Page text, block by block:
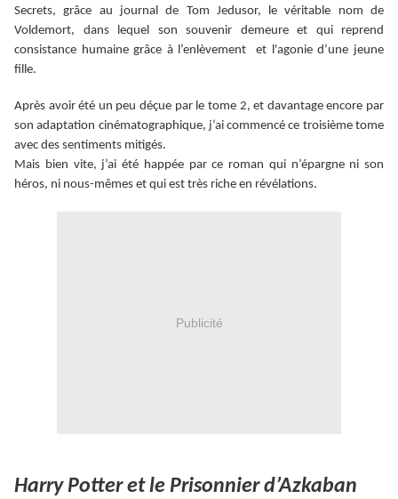
Secrets, grâce au journal de Tom Jedusor, le véritable nom de
Voldemort, dans lequel son souvenir demeure et qui reprend
consistance humaine grâce à l’enlèvement et l'agonie d’une jeune
fille.
Après avoir été un peu déçue par le tome 2, et davantage encore par
son adaptation cinématographique, j’ai commencé ce troisième tome
avec des sentiments mitigés.
Mais bien vite, j’ai été happée par ce roman qui n’épargne ni son
héros, ni nous-mêmes et qui est très riche en révélations.
Publicité
Harry Potter et le Prisonnier d’Azkaban